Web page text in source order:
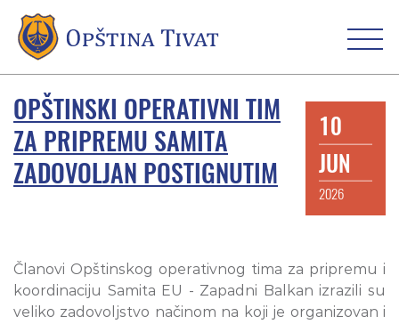
OPŠTINSKI OPERATIVNI TIM
ZA PRIPREMU SAMITA
ZADOVOLJAN POSTIGNUTIM
10
JUN
2026
Članovi Opštinskog operativnog tima za pripremu i
koordinaciju Samita EU - Zapadni Balkan izrazili su
veliko zadovoljstvo načinom na koji je organizovan i